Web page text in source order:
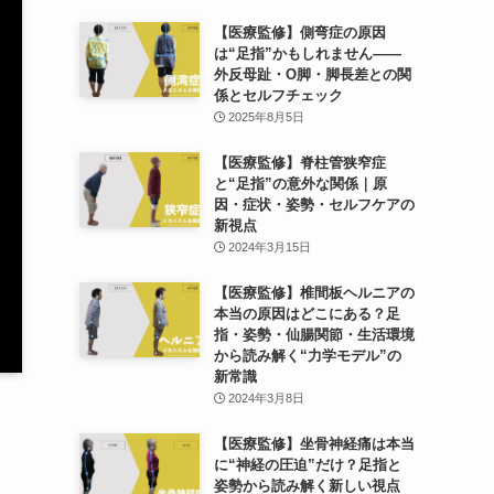
【医療監修】側弯症の原因
は“足指”かもしれません——
外反母趾・O脚・脚長差との関
係とセルフチェック
2025年8月5日
【医療監修】脊柱管狭窄症
と“足指”の意外な関係｜原
因・症状・姿勢・セルフケアの
新視点
2024年3月15日
【医療監修】椎間板ヘルニアの
本当の原因はどこにある？足
指・姿勢・仙腸関節・生活環境
から読み解く“力学モデル”の
新常識
2024年3月8日
【医療監修】坐骨神経痛は本当
に“神経の圧迫”だけ？足指と
姿勢から読み解く新しい視点